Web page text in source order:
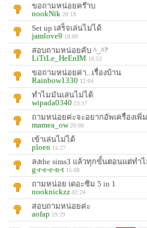
ขอถามหน่อยคร๊าบ
nookNik 20:19
Set up เสร็จเล่นไม่ได้
jamlove9 18:09
สอบถามหน่อยคับ ^_^?
LiTtLe_HeEnIM 16:53
ขอถามหน่อยค่า...เรื่องบ้าน
Rainbow1330 12:04
ทำไมมันเล่นไม่ได้
wipada0340 23:17
ถามหน่อยค่ะจะอยากอัพเครื่องเพิ่
mamea_ow 20:00
เข้าเล่นไม่ได้
ploen 15:27
ลงthe sims3 แล้วทุกขั้นตอนแต่ทำ
g-r-e-e-n-t 15:08
ถามหน่อย เดอะซิม 5 in 1
nooknickzz 02:24
สอบถามหน่อยค่ะ
aofap 19:29